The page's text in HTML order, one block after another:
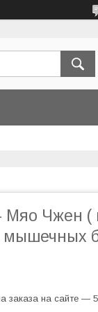
Мяо Чжен (
мышечных
заказа на сайте —